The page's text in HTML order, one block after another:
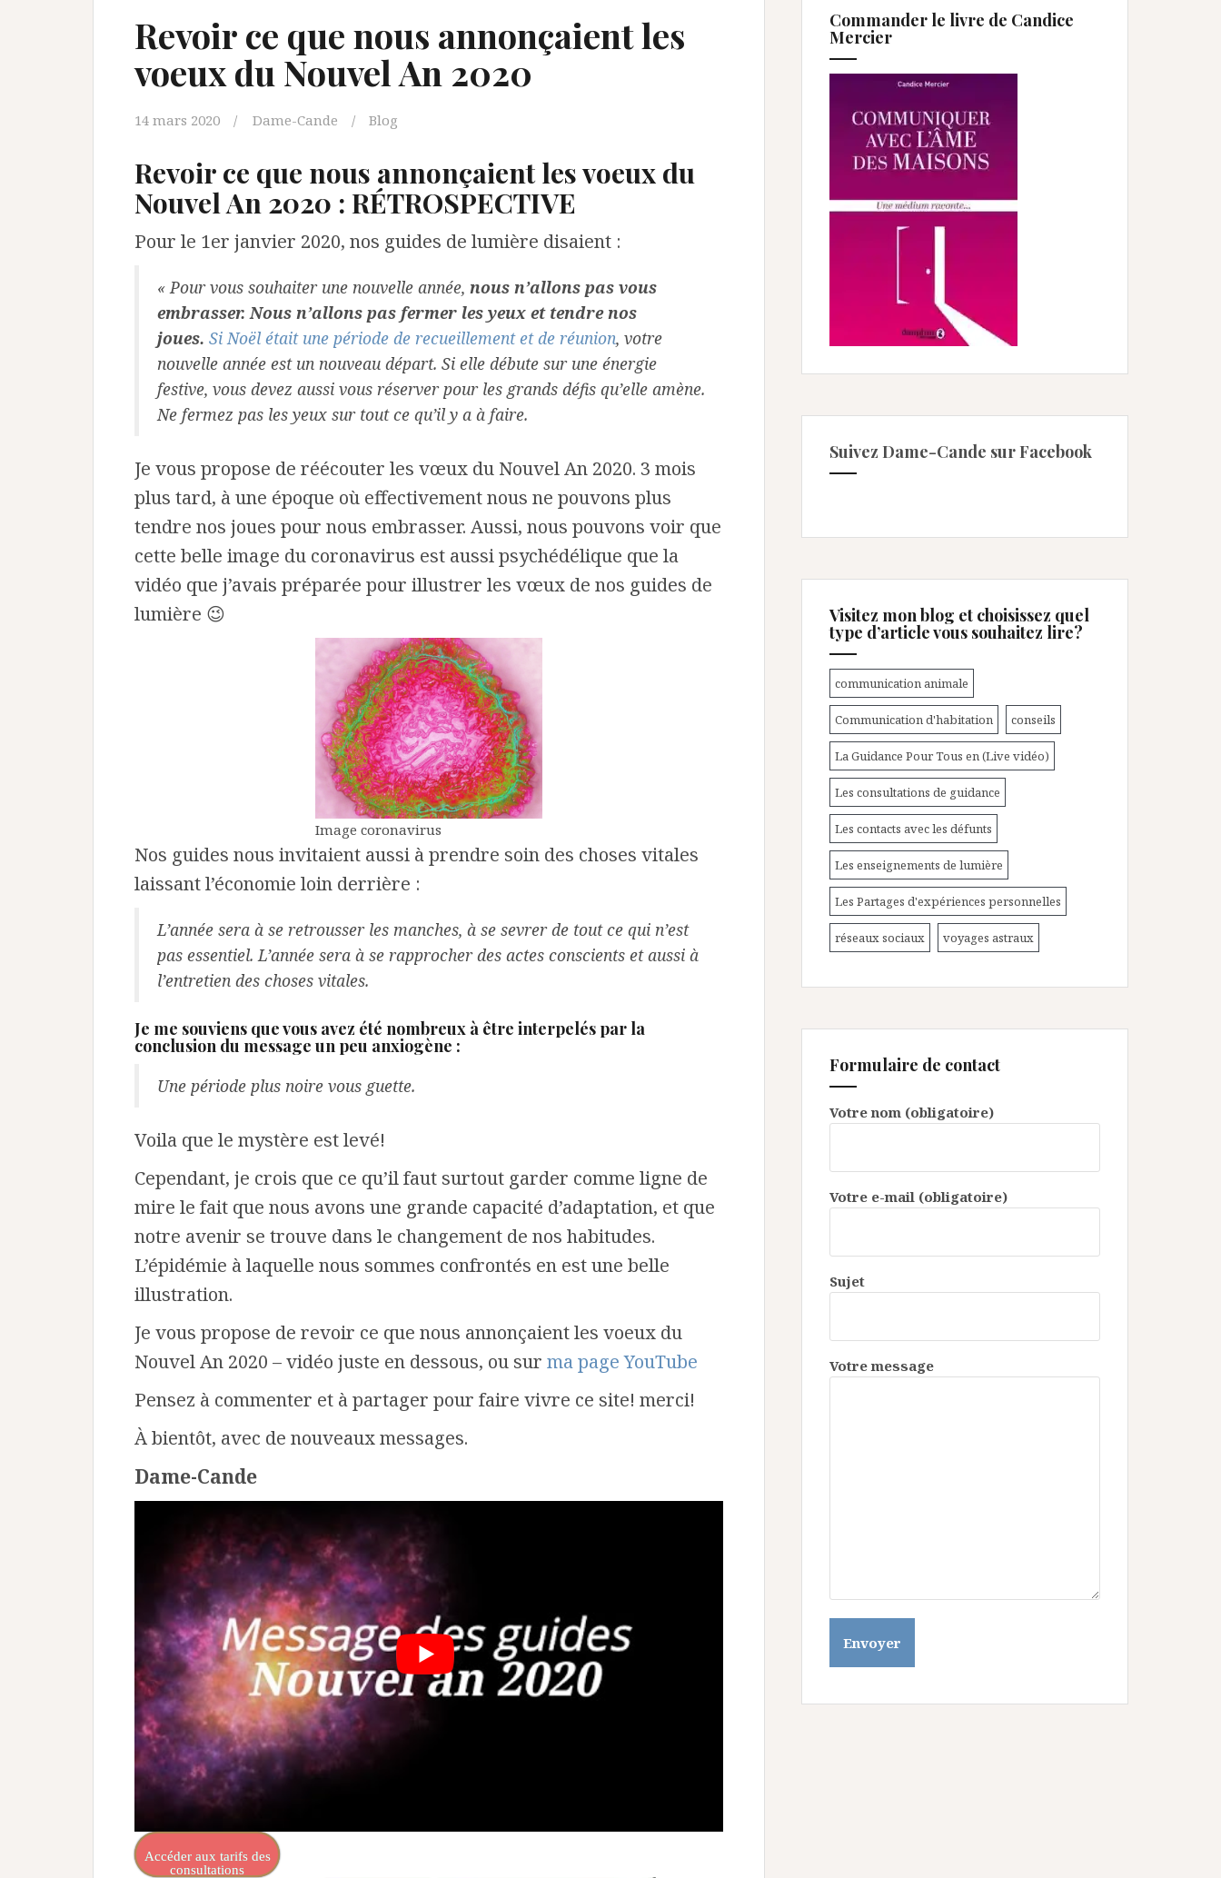
Revoir ce que nous annonçaient les
voeux du Nouvel An 2020
14 mars 2020 Dame-Cande Blog
Revoir ce que nous annonçaient les voeux du
Nouvel An 2020 : RÉTROSPECTIVE
Pour le 1er janvier 2020, nos guides de lumière disaient :
« Pour vous souhaiter une nouvelle année, nous n’allons pas vous
embrasser. Nous n’allons pas fermer les yeux et tendre nos
joues. Si Noël était une période de recueillement et de réunion, votre
nouvelle année est un nouveau départ. Si elle débute sur une énergie
festive, vous devez aussi vous réserver pour les grands défis qu’elle amène.
Ne fermez pas les yeux sur tout ce qu’il y a à faire.
Je vous propose de réécouter les vœux du Nouvel An 2020. 3 mois
plus tard, à une époque où effectivement nous ne pouvons plus
tendre nos joues pour nous embrasser. Aussi, nous pouvons voir que
cette belle image du coronavirus est aussi psychédélique que la
vidéo que j’avais préparée pour illustrer les vœux de nos guides de
lumière 😉
Image coronavirus
Nos guides nous invitaient aussi à prendre soin des choses vitales
laissant l’économie loin derrière :
L’année sera à se retrousser les manches, à se sevrer de tout ce qui n’est
pas essentiel. L’année sera à se rapprocher des actes conscients et aussi à
l’entretien des choses vitales.
Je me souviens que vous avez été nombreux à être interpelés par la
conclusion du message un peu anxiogène :
Une période plus noire vous guette.
Voila que le mystère est levé!
Cependant, je crois que ce qu’il faut surtout garder comme ligne de
mire le fait que nous avons une grande capacité d’adaptation, et que
notre avenir se trouve dans le changement de nos habitudes.
L’épidémie à laquelle nous sommes confrontés en est une belle
illustration.
Je vous propose de revoir ce que nous annonçaient les voeux du
Nouvel An 2020 – vidéo juste en dessous, ou sur ma page YouTube
Pensez à commenter et à partager pour faire vivre ce site! merci!
À bientôt, avec de nouveaux messages.
Dame-Cande
Accéder aux tarifs des
consultations
Commander le livre de Candice
Mercier
Suivez Dame-Cande sur Facebook
Visitez mon blog et choisissez quel
type d’article vous souhaitez lire?
communication animale
Communication d'habitation conseils
La Guidance Pour Tous en (Live vidéo)
Les consultations de guidance
Les contacts avec les défunts
Les enseignements de lumière
Les Partages d'expériences personnelles
réseaux sociaux voyages astraux
Formulaire de contact
Votre nom (obligatoire)
Votre e-mail (obligatoire)
Sujet
Votre message